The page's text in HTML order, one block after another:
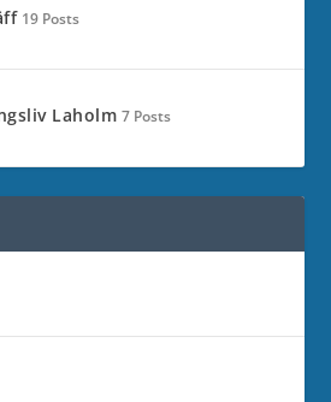
19 Posts
Laholm 7 Posts